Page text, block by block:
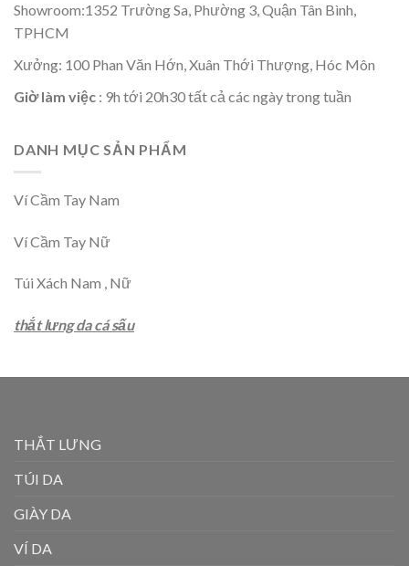
Showroom:1352 Trường Sa, Phường 3, Quận Tân Bình,
TPHCM
Xưởng: 100 Phan Văn Hớn, Xuân Thới Thượng, Hóc Môn
Giờ làm việc : 9h tới 20h30 tất cả các ngày trong tuần
DANH MỤC SẢN PHẨM
Ví Cầm Tay Nam
Ví Cầm Tay Nữ
Túi Xách Nam , Nữ
thắt lưng da cá sấu
THẮT LƯNG
TÚI DA
GIÀY DA
VÍ DA